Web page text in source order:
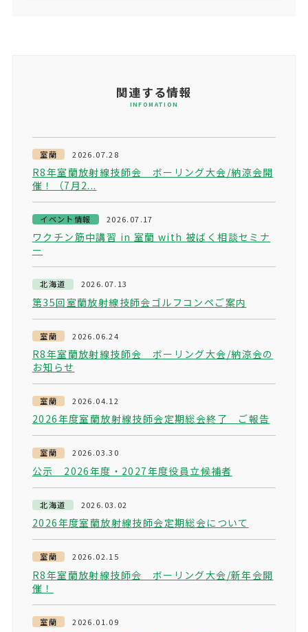
関連する情報
INFOMATION
室蘭 2026.07.28
R8年室蘭放射線技師会 ボーリング大会/納涼会開
催！（7月2...
イベント情報 2026.07.17
ワクチン筋中講習 in 室蘭 with 被ばく相談セミナ
ー
北海道 2026.07.13
第35回室蘭放射線技師会ゴルフコンペご案内
室蘭 2026.06.24
R8年室蘭放射線技師会 ボーリング大会/納涼会の
お知らせ
室蘭 2026.04.12
2026年度室蘭放射線技師会定期総会終了 ご報告
室蘭 2026.03.30
公示 2026年度・2027年度役員立候補者
北海道 2026.03.02
2026年度室蘭放射線技師会定期総会について
室蘭 2026.02.15
R8年室蘭放射線技師会 ボーリング大会/新年会開
催！
室蘭 2026.01.09